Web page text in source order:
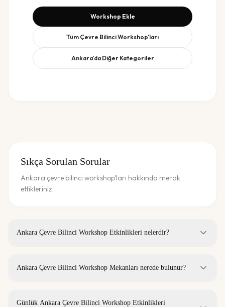
Workshop Ekle
Tüm Çevre BilinciWorkshop'ları
Ankara'da Diğer Kategoriler
Sıkça Sorulan Sorular
Ankara çevre bilinci workshop'ları hakkında merak
ettikleriniz
Ankara Çevre Bilinci Workshop Etkinlikleri nelerdir?
Ankara Çevre Bilinci Workshop Mekanları nerede bulunur?
Günlük Ankara Çevre Bilinci Workshop Etkinlikleri